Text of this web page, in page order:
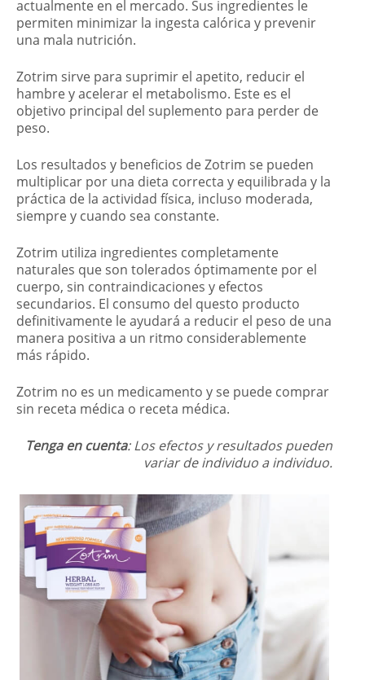
actualmente en el mercado. Sus ingredientes le
permiten minimizar la ingesta calórica y prevenir
una mala nutrición.
Zotrim sirve para suprimir el apetito, reducir el
hambre y acelerar el metabolismo. Este es el
objetivo principal del suplemento para perder de
peso.
Los resultados y beneficios de Zotrim se pueden
multiplicar por una dieta correcta y equilibrada y la
práctica de la actividad física, incluso moderada,
siempre y cuando sea constante.
Zotrim utiliza ingredientes completamente
naturales que son tolerados óptimamente por el
cuerpo, sin contraindicaciones y efectos
secundarios. El consumo del questo producto
definitivamente le ayudará a reducir el peso de una
manera positiva a un ritmo considerablemente
más rápido.
Zotrim no es un medicamento y se puede comprar
sin receta médica o receta médica.
Tenga en cuenta: Los efectos y resultados pueden
variar de individuo a individuo.